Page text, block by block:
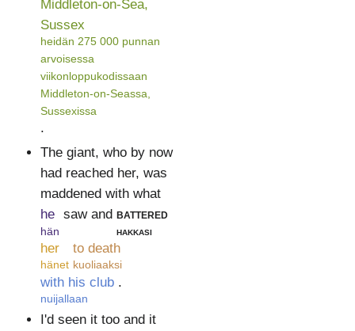
Middleton-on-Sea,
Sussex
heidän 275 000 punnan
arvoisessa
viikonloppukodissaan
Middleton-on-Seassa,
Sussexissa
.
The giant, who by now
had reached her, was
maddened with what
he
hän
saw and battered
hakkasi
her
hänet
to death
kuoliaaksi
with his club
nuijallaan
.
I'd seen it too and it